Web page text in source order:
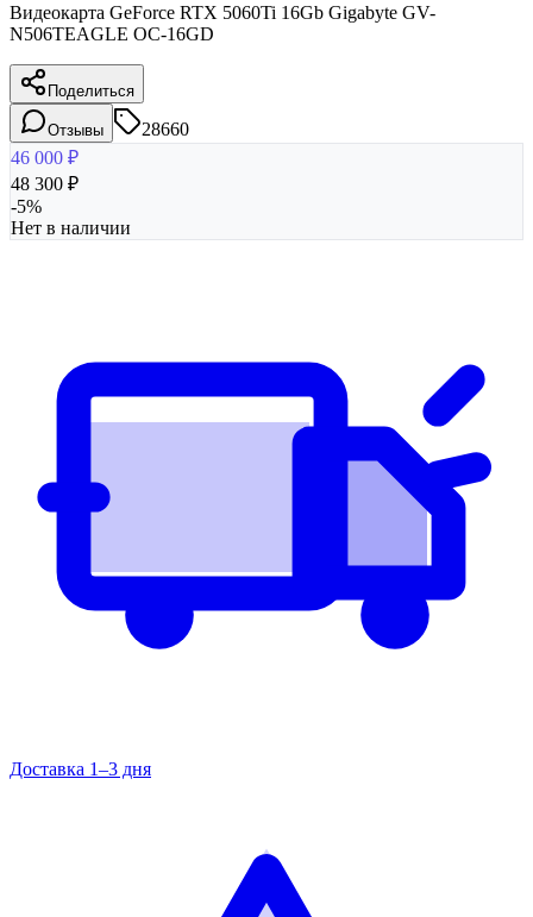
Видеокарта GeForce RTX 5060Ti 16Gb Gigabyte GV-
N506TEAGLE OC-16GD
Поделиться
Отзывы
28660
46 000 ₽
48 300 ₽
-5%
Нет в наличии
Доставка 1–3 дня